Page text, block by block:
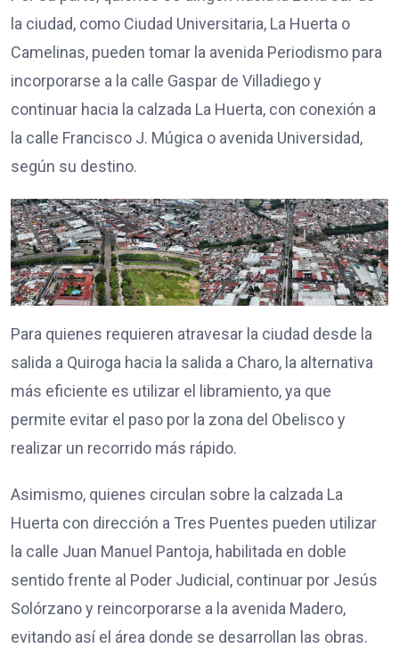
la ciudad, como Ciudad Universitaria, La Huerta o
Camelinas, pueden tomar la avenida Periodismo para
incorporarse a la calle Gaspar de Villadiego y
continuar hacia la calzada La Huerta, con conexión a
la calle Francisco J. Múgica o avenida Universidad,
según su destino.
Para quienes requieren atravesar la ciudad desde la
salida a Quiroga hacia la salida a Charo, la alternativa
más eficiente es utilizar el libramiento, ya que
permite evitar el paso por la zona del Obelisco y
realizar un recorrido más rápido.
Asimismo, quienes circulan sobre la calzada La
Huerta con dirección a Tres Puentes pueden utilizar
la calle Juan Manuel Pantoja, habilitada en doble
sentido frente al Poder Judicial, continuar por Jesús
Solórzano y reincorporarse a la avenida Madero,
evitando así el área donde se desarrollan las obras.